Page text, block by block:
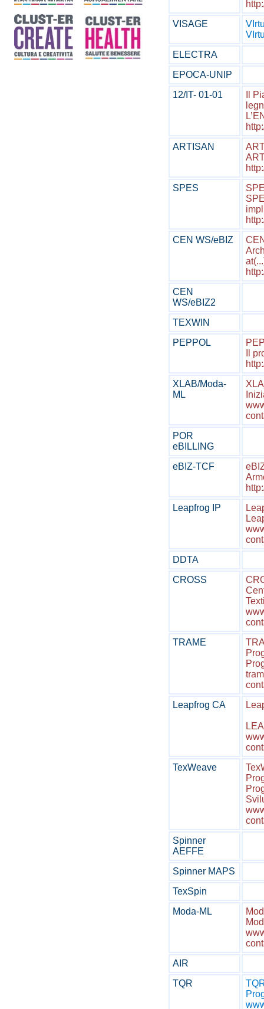
VISAGE
ELECTRA
EPOCA-UNIP
12/IT- 01-01
Il
ARTISAN
SPES
CEN WS/eBIZ
CEN
WS/eBIZ2
TEXWIN
PEPPOL
Il
XLAB/Moda-
ML
POR
eBILLING
eBIZ-TCF
Leapfrog IP
DDTA
CROSS
TRAME
Leapfrog CA
TexWeave
Spinner
AEFFE
Spinner MAPS
TexSpin
Moda-ML
AIR
TQR